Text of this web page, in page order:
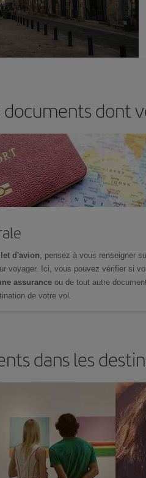
dont
d'avion , pensez à vous renseigner
voyager. Ici, vous pouvez vérifier si
assurance ou de tout autre
de votre vol.
dans les